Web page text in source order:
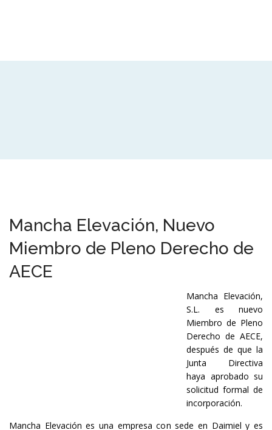
Mancha Elevación, Nuevo
Miembro de Pleno Derecho de
AECE
Mancha Elevación,
S.L. es nuevo
Miembro de Pleno
Derecho de AECE,
después de que la
Junta Directiva
haya aprobado su
solicitud formal de
incorporación.
Mancha Elevación es una empresa con sede en Daimiel y es